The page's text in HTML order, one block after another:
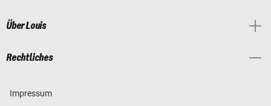
Über Louis
Rechtliches
Impressum